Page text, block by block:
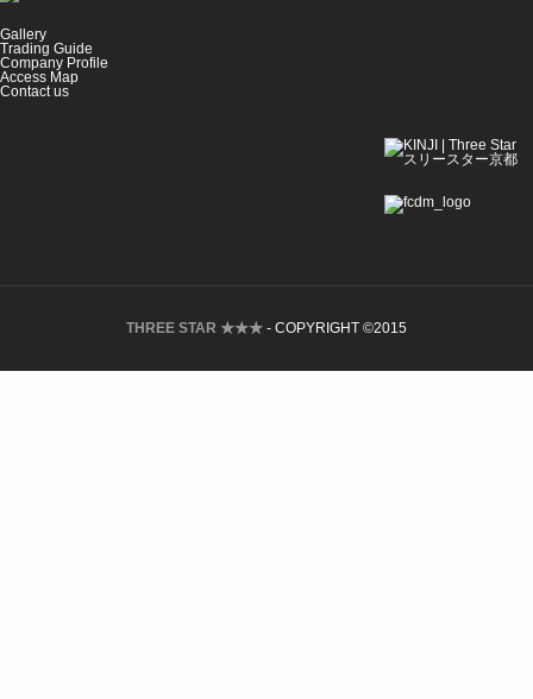
Gallery
Trading Guide
Company Profile
Access Map
Contact us
THREE STAR ★★★ - COPYRIGHT ©2015